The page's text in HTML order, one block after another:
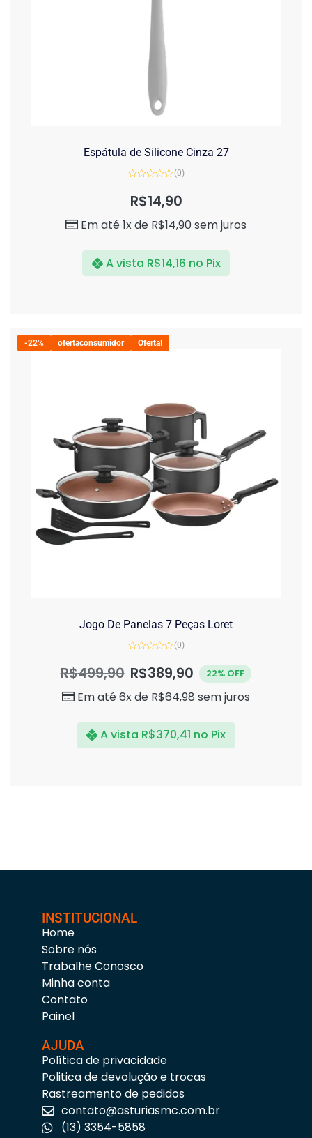
Espátula de Silicone Cinza 27
de
(0)
R$14,90
Em até 1x de R$14,90sem juros
A vista R$14,16 no Pix
-22% ofertaconsumidor Oferta!
Jogo De Panelas 7 Peças Loret
de
(0)
R$499,90 R$389,90 22% OFF
Em até 6x de R$64,98 sem juros
A vista R$370,41 no Pix
INSTITUCIONAL
Home
Sobre nós
Trabalhe Conosco
Minha conta
Contato
Painel
AJUDA
Política de privacidade
Politica de devolução e trocas
Rastreamento de pedidos
contato@asturiasmc.com.br
(13) 3354-5858